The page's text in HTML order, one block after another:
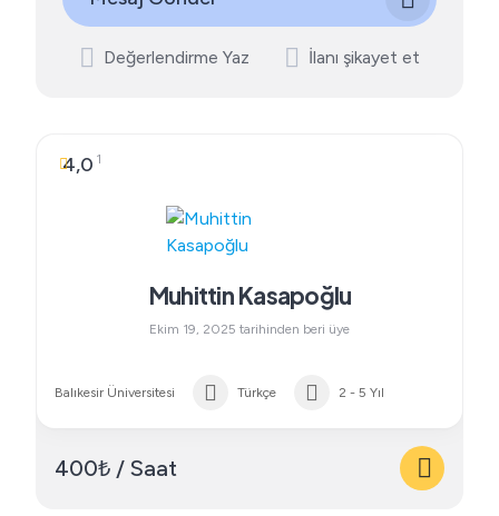
Değerlendirme Yaz İlanı şikayet et
Muhittin Kasapoğlu
4,0 1
Ekim 19, 2025 tarihinden beri üye
Balıkesir Üniversitesi Türkçe 2 - 5 Yıl
400₺ / Saat